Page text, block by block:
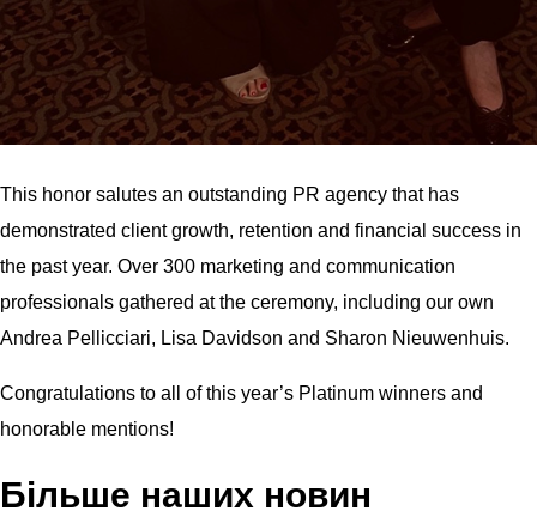
This honor salutes an outstanding PR agency that has
demonstrated client growth, retention and financial success in
the past year. Over 300 marketing and communication
professionals gathered at the ceremony, including our own
Andrea Pellicciari, Lisa Davidson and Sharon Nieuwenhuis.
Congratulations to all of this year’s Platinum winners and
honorable mentions!
Більше наших новин